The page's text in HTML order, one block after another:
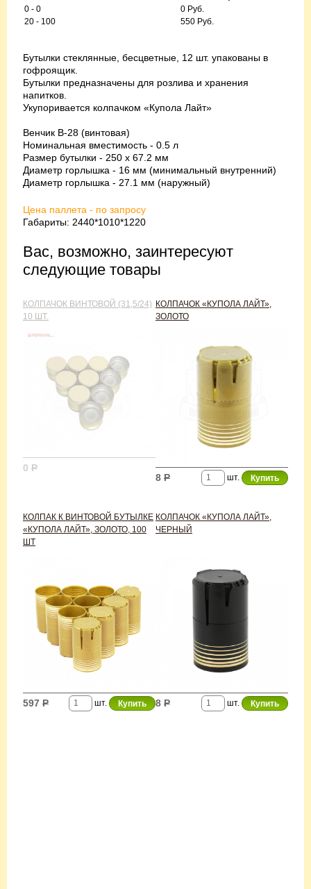
0 - 0
0 Руб.
20 - 100
550 Руб.
Бутылки стеклянные, бесцветные, 12 шт. упакованы в
гофроящик.
Бутылки предназначены для розлива и хранения
напитков.
Укупоривается колпачком «Купола Лайт»
Венчик B-28 (винтовая)
Номинальная вместимость - 0.5 л
Размер бутылки - 250 х 67.2 мм
Диаметр горлышка - 16 мм (минимальный внутренний)
Диаметр горлышка - 27.1 мм (наружный)
Цена паллета - по запросу
Габариты: 2440*1010*1220
Вас, возможно, заинтересуют
следующие товары
КОЛПАЧОК ВИНТОВОЙ (31,5/24)
10 ШТ.
0 Р
КОЛПАЧОК «КУПОЛА ЛАЙТ»,
ЗОЛОТО
шт.
8 Р
КОЛПАК К ВИНТОВОЙ БУТЫЛКЕ
«КУПОЛА ЛАЙТ», ЗОЛОТО, 100
ШТ
шт.
597 Р
КОЛПАЧОК «КУПОЛА ЛАЙТ»,
ЧЕРНЫЙ
шт.
8 Р